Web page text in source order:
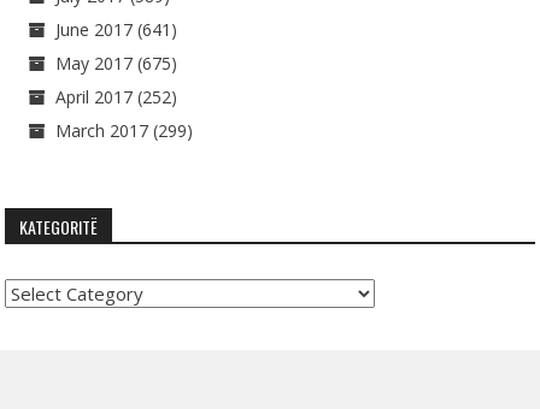
June 2017 (641)
May 2017 (675)
April 2017 (252)
March 2017 (299)
KATEGORITË
Kategoritë